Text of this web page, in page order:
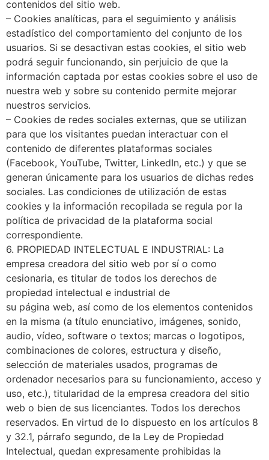
contenidos del sitio web.
– Cookies analíticas, para el seguimiento y análisis
estadístico del comportamiento del conjunto de los
usuarios. Si se desactivan estas cookies, el sitio web
podrá seguir funcionando, sin perjuicio de que la
información captada por estas cookies sobre el uso de
nuestra web y sobre su contenido permite mejorar
nuestros servicios.
– Cookies de redes sociales externas, que se utilizan
para que los visitantes puedan interactuar con el
contenido de diferentes plataformas sociales
(Facebook, YouTube, Twitter, LinkedIn, etc.) y que se
generan únicamente para los usuarios de dichas redes
sociales. Las condiciones de utilización de estas
cookies y la información recopilada se regula por la
política de privacidad de la plataforma social
correspondiente.
6. PROPIEDAD INTELECTUAL E INDUSTRIAL: La
empresa creadora del sitio web por sí o como
cesionaria, es titular de todos los derechos de
propiedad intelectual e industrial de
su página web, así como de los elementos contenidos
en la misma (a título enunciativo, imágenes, sonido,
audio, vídeo, software o textos; marcas o logotipos,
combinaciones de colores, estructura y diseño,
selección de materiales usados, programas de
ordenador necesarios para su funcionamiento, acceso y
uso, etc.), titularidad de la empresa creadora del sitio
web o bien de sus licenciantes. Todos los derechos
reservados. En virtud de lo dispuesto en los artículos 8
y 32.1, párrafo segundo, de la Ley de Propiedad
Intelectual, quedan expresamente prohibidas la